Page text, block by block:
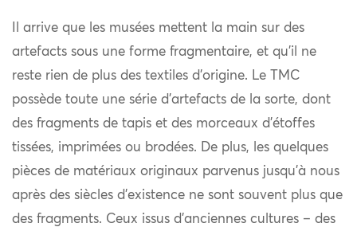
Il arrive que les musées mettent la main sur des
artefacts sous une forme fragmentaire, et qu’il ne
reste rien de plus des textiles d’origine. Le TMC
possède toute une série d’artefacts de la sorte, dont
des fragments de tapis et des morceaux d’étoffes
tissées, imprimées ou brodées. De plus, les quelques
pièces de matériaux originaux parvenus jusqu’à nous
après des siècles d’existence ne sont souvent plus que
des fragments. Ceux issus d’anciennes cultures – des